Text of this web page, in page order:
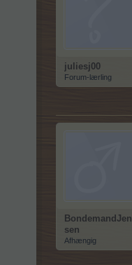
juliesj00
Forum-lærling
BondemandJen
sen
Afhængig